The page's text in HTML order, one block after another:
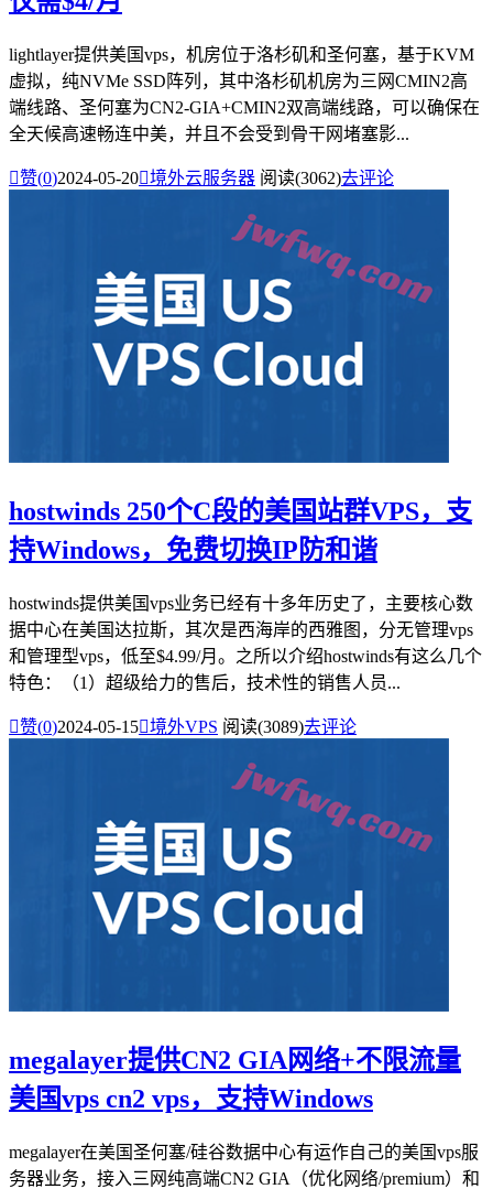
lightlayer提供美国vps，机房位于洛杉矶和圣何塞，基于KVM
虚拟，纯NVMe SSD阵列，其中洛杉矶机房为三网CMIN2高
端线路、圣何塞为CN2-GIA+CMIN2双高端线路，可以确保在
全天候高速畅连中美，并且不会受到骨干网堵塞影...
赞(0)2024-05-20境外云服务器 阅读(3062)去评论
hostwinds 250个C段的美国站群VPS，支
持Windows，免费切换IP防和谐
hostwinds提供美国vps业务已经有十多年历史了，主要核心数
据中心在美国达拉斯，其次是西海岸的西雅图，分无管理vps
和管理型vps，低至$4.99/月。之所以介绍hostwinds有这么几个
特色：（1）超级给力的售后，技术性的销售人员...
赞(0)2024-05-15境外VPS 阅读(3089)去评论
megalayer提供CN2 GIA网络+不限流量
美国vps cn2 vps，支持Windows
megalayer在美国圣何塞/硅谷数据中心有运作自己的美国vps服
务器业务，接入三网纯高端CN2 GIA（优化网络/premium）和